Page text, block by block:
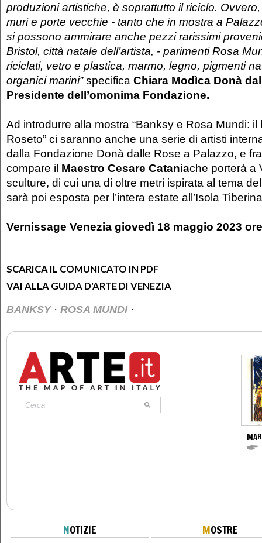
produzioni artistiche, è soprattutto il riciclo.
muri e porte vecchie - tanto che in mostra a
si possono ammirare anche pezzi rarissimi
Bristol, città natale dell’artista, - parimenti Rosa
riciclati, vetro e plastica, marmo, legno, pigmenti
organici marini”specifica Chiara Modìca Donà
Presidente dell’omonima Fondazione.
Ad introdurre alla mostra “Banksy e Rosa Mundi: il
Roseto” ci saranno anche una serie di artisti
dalla Fondazione Donà dalle Rose a Palazzo, e
compare il Maestro Cesare Cataniache porterà a
sculture, di cui una di oltre metri ispirata al tema
sarà poi esposta per l’intera estate all’Isola
Vernissage Venezia giovedì 18 maggio 2023
SCARICA IL COMUNICATO IN PDF
VAI ALLA GUIDA D'ARTE DI VENEZIA
BANKSY · ROSA MUNDI ·
NOTIZIE MOSTRE